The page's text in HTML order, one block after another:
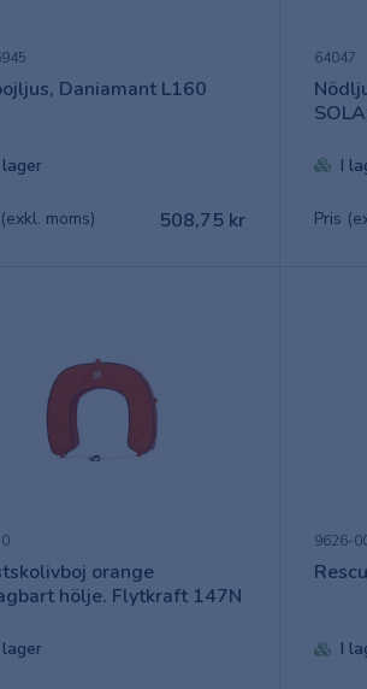
Daniamant L160
lager
moms) 508,75 kr
64047
I
Pris
orange
hölje. Flytkraft 147N
lager
9626-
I